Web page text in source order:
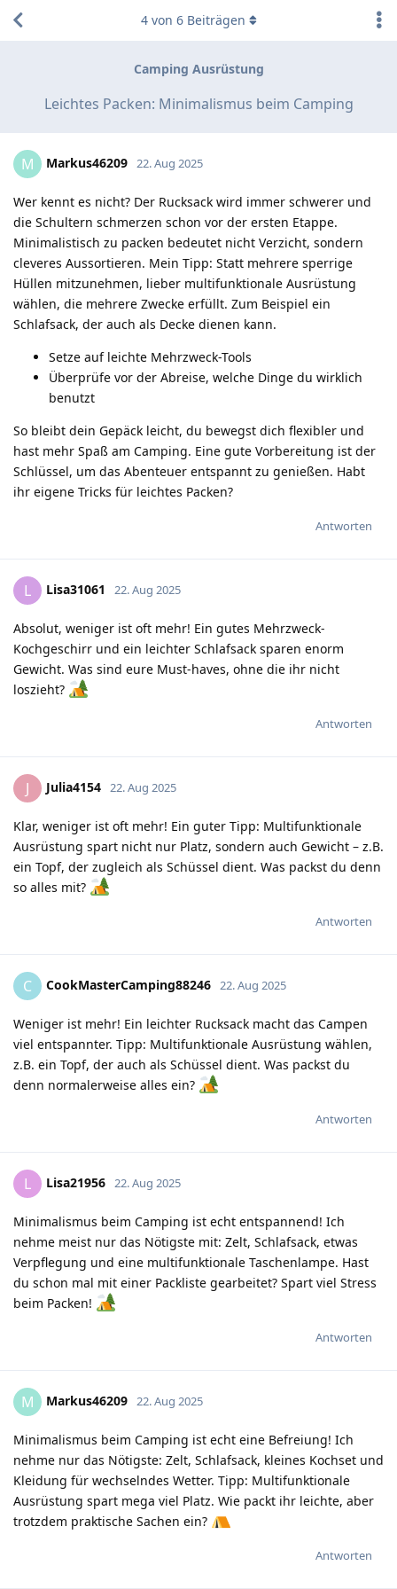
Camping Ausrüstung
Leichtes Packen: Minimalismus beim Camping
4von 6Beiträgen
M Markus46209 22. Aug 2025
Wer kennt es nicht? Der Rucksack wird immer schwerer und
die Schultern schmerzen schon vor der ersten Etappe.
Minimalistisch zu packen bedeutet nicht Verzicht, sondern
cleveres Aussortieren. Mein Tipp: Statt mehrere sperrige
Hüllen mitzunehmen, lieber multifunktionale Ausrüstung
wählen, die mehrere Zwecke erfüllt. Zum Beispiel ein
Schlafsack, der auch als Decke dienen kann.
Setze auf leichte Mehrzweck-Tools
Überprüfe vor der Abreise, welche Dinge du wirklich
benutzt
So bleibt dein Gepäck leicht, du bewegst dich flexibler und
hast mehr Spaß am Camping. Eine gute Vorbereitung ist der
Schlüssel, um das Abenteuer entspannt zu genießen. Habt
ihr eigene Tricks für leichtes Packen?
Antworten
L Lisa31061 22. Aug 2025
Absolut, weniger ist oft mehr! Ein gutes Mehrzweck-
Kochgeschirr und ein leichter Schlafsack sparen enorm
Gewicht. Was sind eure Must-haves, ohne die ihr nicht
loszieht?
Antworten
J Julia4154 22. Aug 2025
Klar, weniger ist oft mehr! Ein guter Tipp: Multifunktionale
Ausrüstung spart nicht nur Platz, sondern auch Gewicht – z.B.
ein Topf, der zugleich als Schüssel dient. Was packst du denn
so alles mit?
Antworten
C CookMasterCamping88246 22. Aug 2025
Weniger ist mehr! Ein leichter Rucksack macht das Campen
viel entspannter. Tipp: Multifunktionale Ausrüstung wählen,
z.B. ein Topf, der auch als Schüssel dient. Was packst du
denn normalerweise alles ein?
Antworten
L Lisa21956 22. Aug 2025
Minimalismus beim Camping ist echt entspannend! Ich
nehme meist nur das Nötigste mit: Zelt, Schlafsack, etwas
Verpflegung und eine multifunktionale Taschenlampe. Hast
du schon mal mit einer Packliste gearbeitet? Spart viel Stress
beim Packen!
Antworten
M Markus46209 22. Aug 2025
Minimalismus beim Camping ist echt eine Befreiung! Ich
nehme nur das Nötigste: Zelt, Schlafsack, kleines Kochset und
Kleidung für wechselndes Wetter. Tipp: Multifunktionale
Ausrüstung spart mega viel Platz. Wie packt ihr leichte, aber
trotzdem praktische Sachen ein?
Antworten